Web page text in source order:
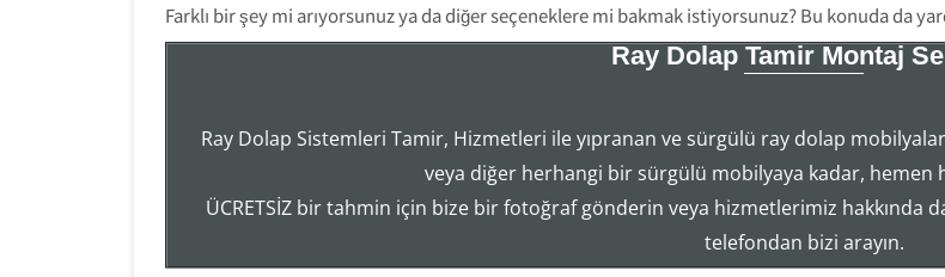
Farklı bir şey mi arıyorsunuz ya da diğer seçeneklere mi bakmak istiyorsunuz? Bu konuda da
Ray Dolap Tamir Montaj
Ray Dolap Sistemleri Tamir, Hizmetleri ile yıpranan ve sürgülü ray dolap
veya diğer herhangi bir sürgülü mobilyaya kadar, hemen
ÜCRETSİZ bir tahmin için bize bir fotoğraf gönderin veya hizmetlerimiz hakkında
telefondan bizi arayın.
Ray Dolap Mekanizma Sistemleri Tamir
Tezcan Usta ((( 554 858 1312 )))